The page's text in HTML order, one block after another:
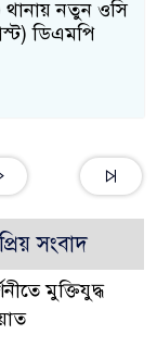
থানায় নতুন ওসি
ডিএমপি
সংবাদ
মুক্তিযুদ্ধ